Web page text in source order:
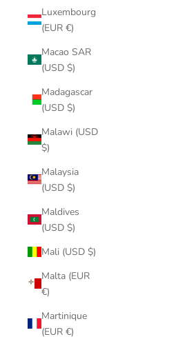
Luxembourg
(EUR €)
Macao SAR
(USD $)
Madagascar
(USD $)
Malawi (USD
$)
Malaysia
(USD $)
Maldives
(USD $)
Mali (USD $)
Malta (EUR
€)
Martinique
(EUR €)